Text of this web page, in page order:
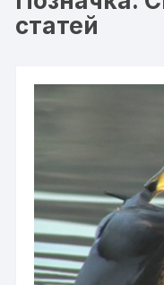
статей